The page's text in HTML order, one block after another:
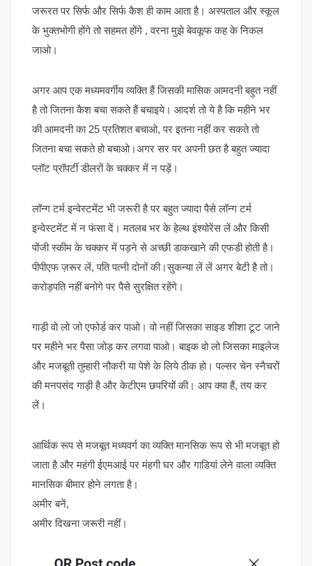
जरूरत पर सिर्फ और सिर्फ कैश ही काम आता है। अस्पताल और स्कूल
के भुक्तभोगी होंगे तो सहमत होंगे , वरना मुझे बेवकूफ कह के निकल
जाओ।
अगर आप एक मध्यमवर्गीय व्यक्ति हैं जिसकी मासिक आमदनी बहुत नहीं
है तो जितना कैश बचा सकते हैं बचाइये। आदर्श तो ये है कि महीने भर
की आमदनी का 25 प्रतिशत बचाओ, पर इतना नहीं कर सकते तो
जितना बचा सकते हो बचाओ।अगर सर पर अपनी छत है बहुत ज्यादा
प्लॉट प्रॉपर्टी डीलरों के चक्कर में न पड़ें।
लॉन्ग टर्म इन्वेस्टमेंट भी जरूरी है पर बहुत ज्यादा पैसे लॉन्ग टर्म
इन्वेस्टमेंट में न फंसा दें। मतलब भर के हेल्थ इंश्योरेंस लें और किसी
पोंजी स्कीम के चक्कर में पड़ने से अच्छी डाकखाने की एफडी होती है।
पीपीएफ ज़रूर लें, पति पत्नी दोनों की।सुकन्या लें लें अगर बेटी है तो।
करोड़पति नहीं बनोगे पर पैसे सुरक्षित रहेंगे।
गाड़ी वो लो जो एफोर्ड कर पाओ। वो नहीं जिसका साइड शीशा टूट जाने
पर महीने भर पैसा जोड़ कर लगवा पाओ। बाइक वो लो जिसका माइलेज
और मजबूती तुम्हारी नौकरी या पेशे के लिये ठीक हो। पल्सर चेन स्नैचरों
की मनपसंद गाड़ी है और केटीएम छपरियों की। आप क्या हैं, तय कर
लें।
आर्थिक रूप से मजबूत मध्यवर्ग का व्यक्ति मानसिक रूप से भी मजबूत हो
जाता है और महंगी ईएमआई पर मंहगी घर और गाडियां लेने वाला व्यक्ति
मानसिक बीमार होने लगता है।
अमीर बनें,
अमीर दिखना जरूरी नहीं।